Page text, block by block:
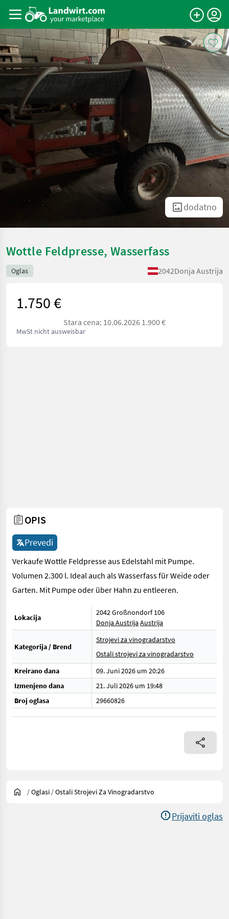
dodatno
Wottle Feldpresse, Wasserfass
Oglas 2042Donja Austrija
1.750 €
Stara cena: 10.06.2026 1.900 €
MwSt nicht ausweisbar
OPIS
Prevedi
Verkaufe Wottle Feldpresse aus Edelstahl mit Pumpe.
Volumen 2.300 l. Ideal auch als Wasserfass für Weide oder
Garten. Mit Pumpe oder über Hahn zu entleeren.
Lokacija
2042 Großnondorf 106
Donja Austrija Austrija
Kategorija / Brend
Strojevi za vinogradarstvo
Ostali strojevi za vinogradarstvo
Kreirano dana
09. Juni 2026 um 20:26
Izmenjeno dana
21. Juli 2026 um 19:48
Broj oglasa
29660826
/Oglasi /Ostali Strojevi Za Vinogradarstvo
Prijaviti oglas